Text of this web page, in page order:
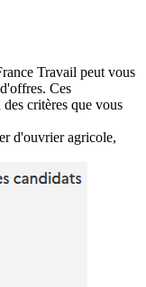
Travail peut vous
Ces
critères que vous
d'ouvrier agricole,